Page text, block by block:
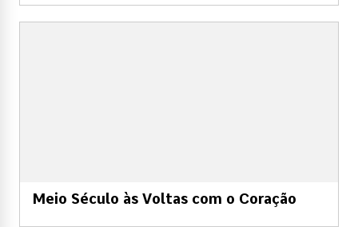
Meio Século às Voltas com o Coração